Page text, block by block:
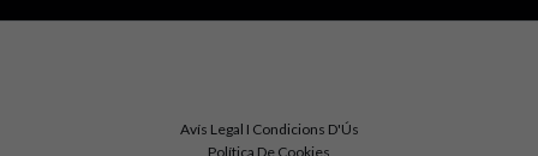
Avís Legal I Condicions D'Ús
Política De Cookies